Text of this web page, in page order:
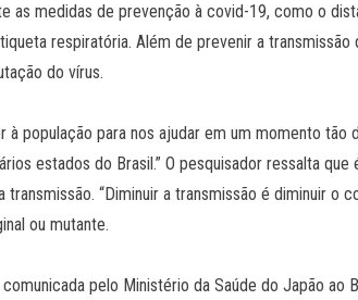
as medidas de prevenção à covid-19, como o
respiratória. Além de prevenir a transmissão
do vírus.
população para nos ajudar em um momento tão
estados do Brasil.” O pesquisador ressalta
“Diminuir a transmissão é diminuir o
ou mutante.
pelo Ministério da Saúde do Japão ao